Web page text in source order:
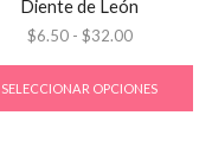
Diente de León
$6.50 - $32.00
SELECCIONAR OPCIONES